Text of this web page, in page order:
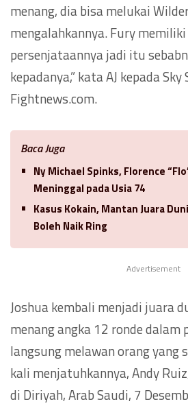
menang, dia bisa melukai
mengalahkannya. Fury
persenjataannya jadi itu
kepadanya,” kata AJ kepada
Fightnews.com.
Baca Juga
Ny Michael Spinks, Florence
Meninggal pada Usia 74
Kasus Kokain, Mantan Juara
Boleh Naik Ring
Advertisement
Joshua kembali menjadi juara
menang angka 12 ronde
langsung melawan orang yang
kali menjatuhkannya, Andy
di Diriyah, Arab Saudi, 7